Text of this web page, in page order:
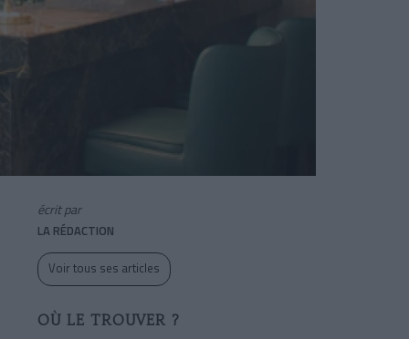
écrit par
LA RÉDACTION
Voir tous ses articles
OÙ LE TROUVER ?